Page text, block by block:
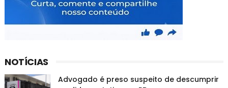
NOTÍCIAS
Advogado é preso suspeito de descumprir